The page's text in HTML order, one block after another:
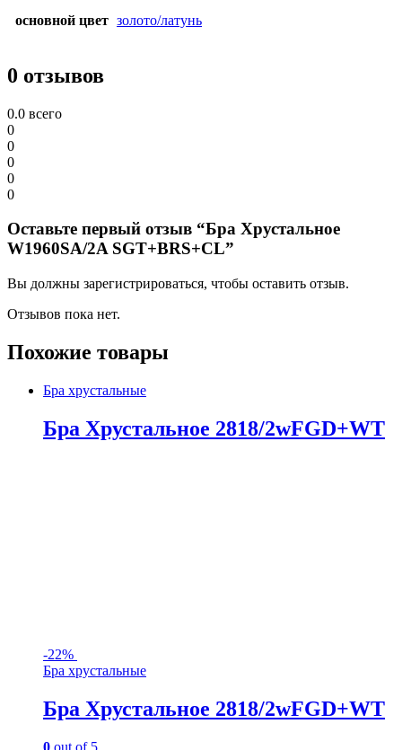
основной цвет золото/латунь
0 отзывов
0.0 всего
0
0
0
0
0
Оставьте первый отзыв “Бра Хрустальное
W1960SA/2A SGT+BRS+CL”
Вы должны зарегистрироваться, чтобы оставить отзыв.
Отзывов пока нет.
Похожие товары
Бра хрустальные
Бра Хрустальное 2818/2wFGD+WT
-22%
Бра хрустальные
Бра Хрустальное 2818/2wFGD+WT
0 out of 5